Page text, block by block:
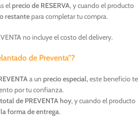
elprecio de RESERVA, y cuando el producto
restante para completar tu compra.
no incluye el costo del delivery.
de Preventa”?
a un precio especial,este beneficio te
por tu confianza.
de PREVENTA hoy, y cuando el producto
forma de entrega.